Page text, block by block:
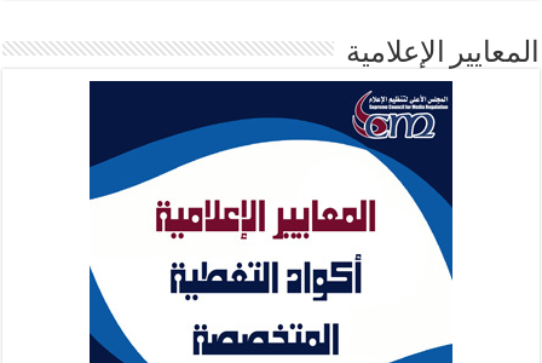
المعايير الإعلامية